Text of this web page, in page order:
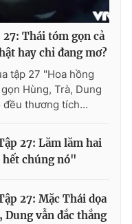
Thái tóm gọn cả
hay chỉ đang mơ?
tập 27 "Hoa hồng
Hùng, Trà, Dung
thương tích...
27: Lăm lăm hai
chúng nó"
27: Mặc Thái dọa
Dung vẫn đắc thắng